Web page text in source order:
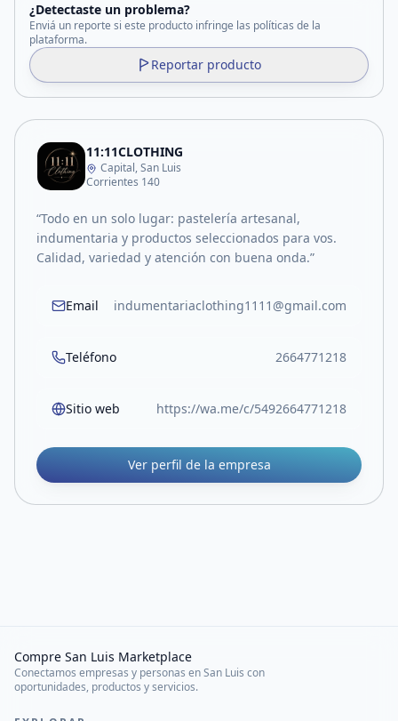
¿Detectaste un problema?
Enviá un reporte si este producto infringe las políticas de la
plataforma.
Reportar producto
11:11CLOTHING
Capital, San Luis
Corrientes 140
“Todo en un solo lugar: pastelería artesanal,
indumentaria y productos seleccionados para vos.
Calidad, variedad y atención con buena onda.”
Email indumentariaclothing1111@gmail.com
Teléfono 2664771218
Sitio web https://wa.me/c/5492664771218
Ver perfil de la empresa
Compre San Luis Marketplace
Conectamos empresas y personas en San Luis con
oportunidades, productos y servicios.